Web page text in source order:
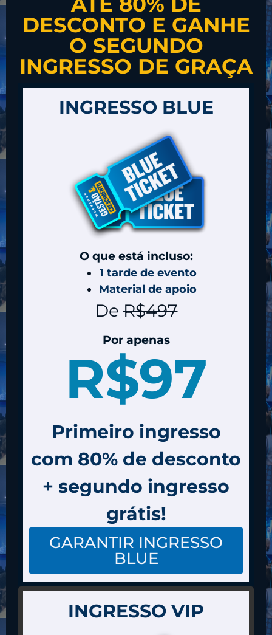
DESCONTO E GANHE
O SEGUNDO
INGRESSO DE GRAÇA
INGRESSO BLUE
O que está incluso:
1 tarde de evento
Material de apoio
DeR$497
Por apenas
R$97
Primeiro ingresso
com 80% de desconto
+ segundo ingresso
grátis!
(Você e seu sócio(a) por R$ 48,50 cada)
GARANTIR INGRESSO
BLUE
INGRESSO VIP